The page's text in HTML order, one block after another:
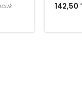
142,50